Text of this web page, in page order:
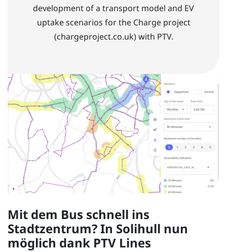
development of a transport model and EV
uptake scenarios for the Charge project
(chargeproject.co.uk) with PTV.
Mit dem Bus schnell ins
Stadtzentrum? In Solihull nun
möglich dank PTV Lines